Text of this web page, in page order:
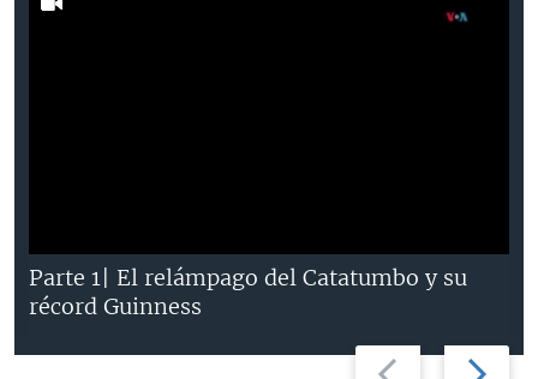
Previous Next
Parte 1| El relámpago del Catatumbo y su
récord Guinness